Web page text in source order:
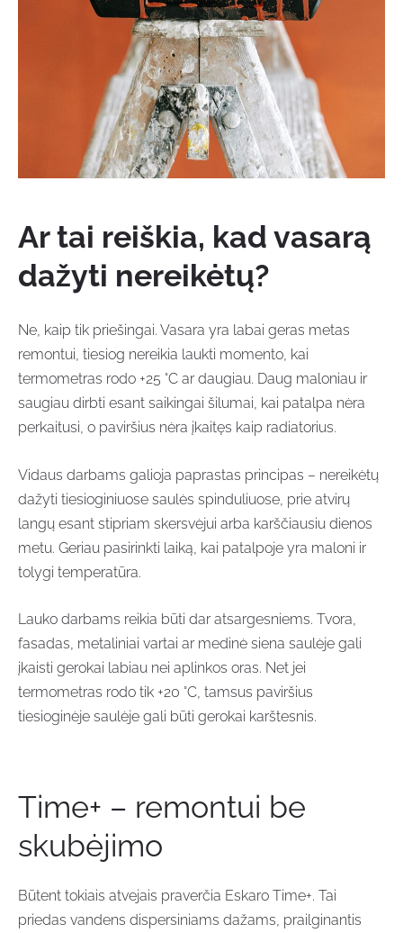
Ar tai reiškia, kad vasarą
dažyti nereikėtų?
Ne, kaip tik priešingai. Vasara yra labai geras metas
remontui, tiesiog nereikia laukti momento, kai
termometras rodo +25 °C ar daugiau. Daug maloniau ir
saugiau dirbti esant saikingai šilumai, kai patalpa nėra
perkaitusi, o paviršius nėra įkaitęs kaip radiatorius.
Vidaus darbams galioja paprastas principas – nereikėtų
dažyti tiesioginiuose saulės spinduliuose, prie atvirų
langų esant stipriam skersvėjui arba karščiausiu dienos
metu. Geriau pasirinkti laiką, kai patalpoje yra maloni ir
tolygi temperatūra.
Lauko darbams reikia būti dar atsargesniems. Tvora,
fasadas, metaliniai vartai ar medinė siena saulėje gali
įkaisti gerokai labiau nei aplinkos oras. Net jei
termometras rodo tik +20 °C, tamsus paviršius
tiesioginėje saulėje gali būti gerokai karštesnis.
Time+ – remontui be
skubėjimo
Būtent tokiais atvejais praverčia Eskaro Time+. Tai
priedas vandens dispersiniams dažams, prailginantis